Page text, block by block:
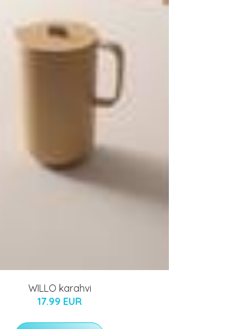
WILLO karahvi
17.99 EUR